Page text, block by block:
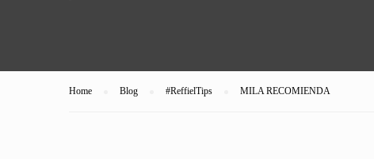
Home Blog #ReffielTips MILA RECOMIENDA